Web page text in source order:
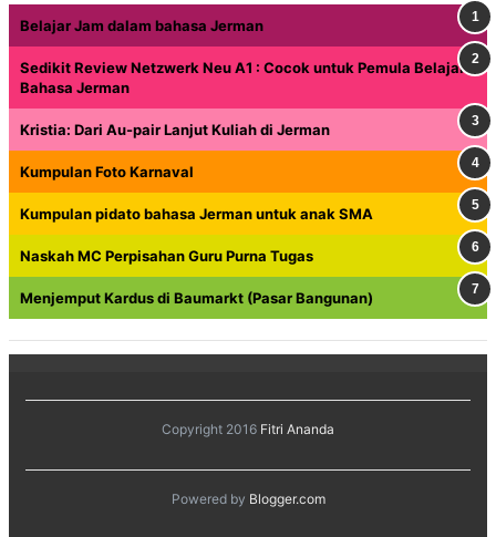
Belajar Jam dalam bahasa Jerman
Sedikit Review Netzwerk Neu A1 : Cocok untuk Pemula Belajar
Bahasa Jerman
Kristia: Dari Au-pair Lanjut Kuliah di Jerman
Kumpulan Foto Karnaval
Kumpulan pidato bahasa Jerman untuk anak SMA
Naskah MC Perpisahan Guru Purna Tugas
Menjemput Kardus di Baumarkt (Pasar Bangunan)
Copyright 2016 Fitri Ananda
Powered by Blogger.com